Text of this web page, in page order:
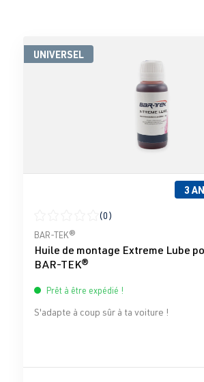
UNIVERSEL
3
Note moyenne de 0 sur 5 étoiles
(0)
BAR-TEK®
Huile de montage Extreme Lube
BAR-TEK®
Prêt à être expédié !
S'adapte à coup sûr à ta voiture !